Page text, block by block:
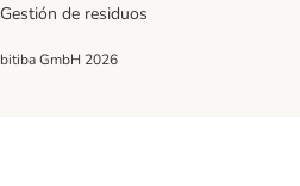
Gestión de residuos
bitiba GmbH 2026